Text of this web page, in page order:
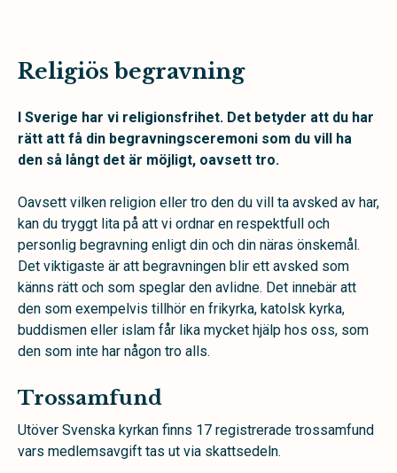
Religiös begravning
I Sverige har vi religionsfrihet. Det betyder att du har
rätt att få din begravningsceremoni som du vill ha
den så långt det är möjligt, oavsett tro.
Oavsett vilken religion eller tro den du vill ta avsked av har,
kan du tryggt lita på att vi ordnar en respektfull och
personlig begravning enligt din och din näras önskemål.
Det viktigaste är att begravningen blir ett avsked som
känns rätt och som speglar den avlidne. Det innebär att
den som exempelvis tillhör en frikyrka, katolsk kyrka,
buddismen eller islam får lika mycket hjälp hos oss, som
den som inte har någon tro alls.
Trossamfund
Utöver Svenska kyrkan finns 17 registrerade trossamfund
vars medlemsavgift tas ut via skattsedeln.